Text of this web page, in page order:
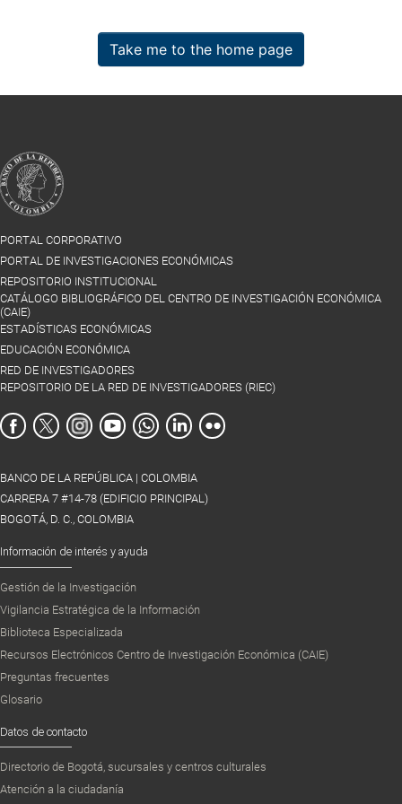
Take me to the home page
PORTAL CORPORATIVO
PORTAL DE INVESTIGACIONES ECONÓMICAS
REPOSITORIO INSTITUCIONAL
CATÁLOGO BIBLIOGRÁFICO DEL CENTRO DE INVESTIGACIÓN ECONÓMICA
(CAIE)
ESTADÍSTICAS ECONÓMICAS
EDUCACIÓN ECONÓMICA
RED DE INVESTIGADORES
REPOSITORIO DE LA RED DE INVESTIGADORES (RIEC)
BANCO DE LA REPÚBLICA | COLOMBIA
CARRERA 7 #14-78 (EDIFICIO PRINCIPAL)
BOGOTÁ, D. C., COLOMBIA
Información de interés y ayuda
Gestión de la Investigación
Vigilancia Estratégica de la Información
Biblioteca Especializada
Recursos Electrónicos Centro de Investigación Económica (CAIE)
Preguntas frecuentes
Glosario
Datos de contacto
Directorio de Bogotá, sucursales y centros culturales
Atención a la ciudadanía